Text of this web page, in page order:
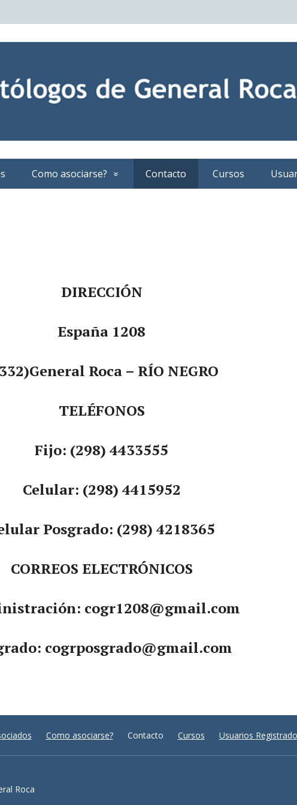
Como asociarse? Contacto Cursos
DIRECCIÓN
España 1208
Roca – RÍO NEGRO
TELÉFONOS
Fijo: (298) 4433555
Celular: (298) 4415952
Posgrado: (298) 4218365
CORREOS ELECTRÓNICOS
cogr1208@gmail.com
cogrposgrado@gmail.com
Como asociarse? Contacto Cursos Usuarios
Roca